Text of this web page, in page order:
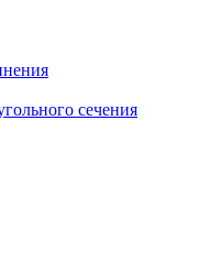
сечения